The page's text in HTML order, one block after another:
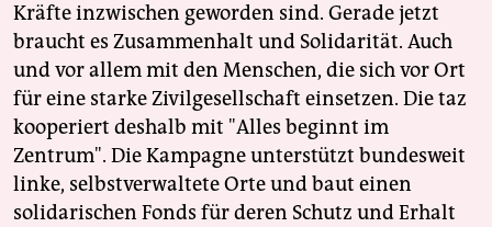
Kräfte inzwischen geworden sind. Gerade jetzt
braucht es Zusammenhalt und Solidarität. Auch
und vor allem mit den Menschen, die sich vor Ort
für eine starke Zivilgesellschaft einsetzen. Die taz
kooperiert deshalb mit "Alles beginnt im
Zentrum". Die Kampagne unterstützt bundesweit
linke, selbstverwaltete Orte und baut einen
solidarischen Fonds für deren Schutz und Erhalt